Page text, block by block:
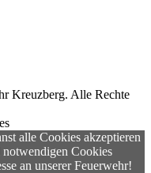
Kreuzberg. Alle Rechte
alle Cookies akzeptieren
Cookies
an unserer Feuerwehr!